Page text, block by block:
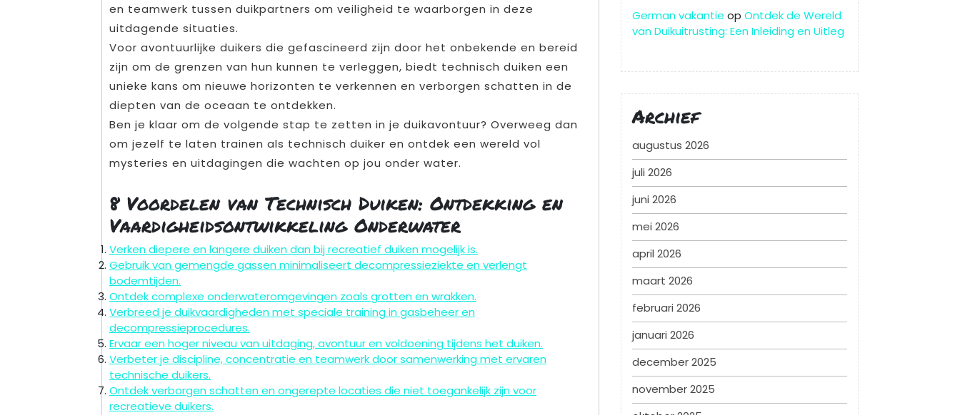
en teamwerk tussen duikpartners om veiligheid te waarborgen in deze
uitdagende situaties.
Voor avontuurlijke duikers die gefascineerd zijn door het onbekende en bereid
zijn om de grenzen van hun kunnen te verleggen, biedt technisch duiken een
unieke kans om nieuwe horizonten te verkennen en verborgen schatten in de
diepten van de oceaan te ontdekken.
Ben je klaar om de volgende stap te zetten in je duikavontuur? Overweeg dan
om jezelf te laten trainen als technisch duiker en ontdek een wereld vol
mysteries en uitdagingen die wachten op jou onder water.
8 Voordelen van Technisch Duiken: Ontdekking en
Vaardigheidsontwikkeling Onderwater
Verken diepere en langere duiken dan bij recreatief duiken mogelijk is.
Gebruik van gemengde gassen minimaliseert decompressieziekte en verlengt
bodemtijden.
Ontdek complexe onderwateromgevingen zoals grotten en wrakken.
Verbreed je duikvaardigheden met speciale training in gasbeheer en
decompressieprocedures.
Ervaar een hoger niveau van uitdaging, avontuur en voldoening tijdens het duiken.
Verbeter je discipline, concentratie en teamwerk door samenwerking met ervaren
technische duikers.
Ontdek verborgen schatten en ongerepte locaties die niet toegankelijk zijn voor
recreatieve duikers.
German vakantie op Ontdek de Wereld
van Duikuitrusting: Een Inleiding en Uitleg
Archief
augustus 2026
juli 2026
juni 2026
mei 2026
april 2026
maart 2026
februari 2026
januari 2026
december 2025
november 2025